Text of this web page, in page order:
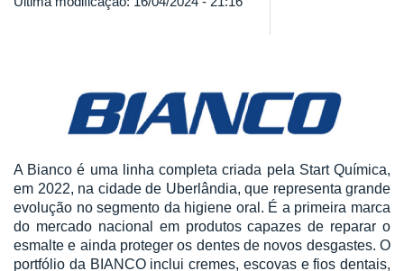
A Bianco é uma linha completa criada pela Start Química,
em 2022, na cidade de Uberlândia, que representa grande
evolução no segmento da higiene oral. É a primeira marca
do mercado nacional em produtos capazes de reparar o
esmalte e ainda proteger os dentes de novos desgastes. O
portfólio da BIANCO inclui cremes, escovas e fios dentais,